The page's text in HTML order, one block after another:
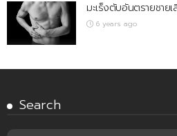
มะเร็งตับอันตรายชาย
6 years ago
Search